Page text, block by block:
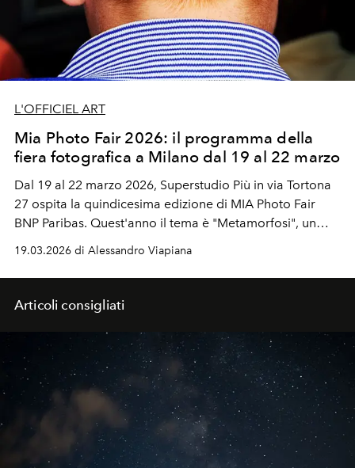
L'OFFICIEL ART
Mia Photo Fair 2026: il programma della
fiera fotografica a Milano dal 19 al 22 marzo
Dal 19 al 22 marzo 2026, Superstudio Più in via Tortona
27 ospita la quindicesima edizione di MIA Photo Fair
BNP Paribas. Quest'anno il tema è "Metamorfosi", un
concept che riflette le trasformazioni del medium
fotografico e del suo mercato.
19.03.2026 di Alessandro Viapiana
Articoli consigliati